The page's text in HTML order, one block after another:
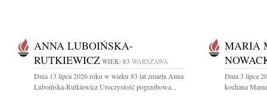
ANNA LUBOIŃSKA-
RUTKIEWICZ WIEK: 83 WARSZAWA
Dnia 13 lipca 2026 roku w wieku 83 lat zmarła Anna
Luboińska-Rutkiewicz Uroczystość pogrzebowa...
MARIA
Dnia 3 lipca
kochana